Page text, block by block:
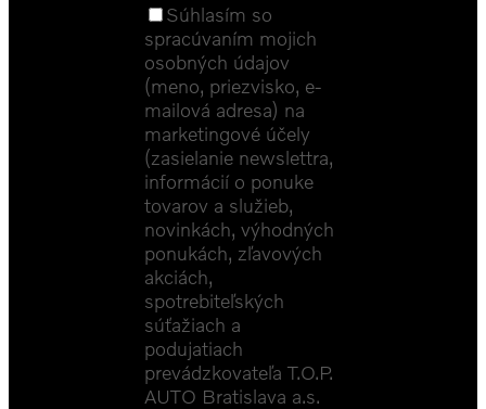
Súhlasím so
spracúvaním mojich
osobných údajov
(meno, priezvisko, e-
mailová adresa) na
marketingové účely
(zasielanie newslettra,
informácií o ponuke
tovarov a služieb,
novinkách, výhodných
ponukách, zľavových
akciách,
spotrebiteľských
súťažiach a
podujatiach
prevádzkovateľa T.O.P.
AUTO Bratislava a.s.